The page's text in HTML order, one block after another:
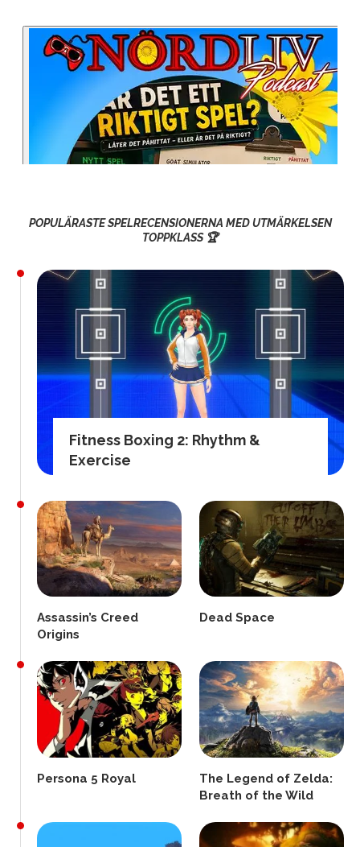
POPULÄRASTE SPELRECENSIONERNA MED UTMÄRKELSEN
TOPPKLASS 🏆
Fitness Boxing 2: Rhythm &
Exercise
Assassin’s Creed
Origins
Dead Space
Persona 5 Royal
The Legend of Zelda:
Breath of the Wild